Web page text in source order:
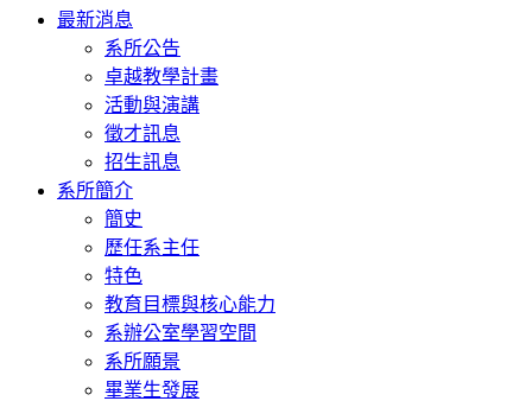
Toggle
navigation
最新消息
系所公告
卓越教學計畫
活動與演講
徵才訊息
招生訊息
系所簡介
簡史
歷任系主任
特色
教育目標與核心能力
系辦公室學習空間
系所願景
畢業生發展